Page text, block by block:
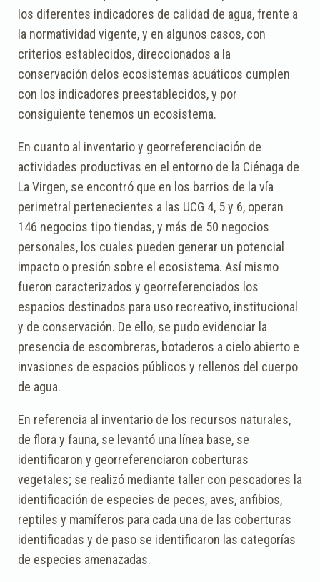
los diferentes indicadores de calidad de agua, frente a
la normatividad vigente, y en algunos casos, con
criterios establecidos, direccionados a la
conservación delos ecosistemas acuáticos cumplen
con los indicadores preestablecidos, y por
consiguiente tenemos un ecosistema.
En cuanto al inventario y georreferenciación de
actividades productivas en el entorno de la Ciénaga de
La Virgen, se encontró que en los barrios de la vía
perimetral pertenecientes a las UCG 4, 5 y 6, operan
146 negocios tipo tiendas, y más de 50 negocios
personales, los cuales pueden generar un potencial
impacto o presión sobre el ecosistema. Así mismo
fueron caracterizados y georreferenciados los
espacios destinados para uso recreativo, institucional
y de conservación. De ello, se pudo evidenciar la
presencia de escombreras, botaderos a cielo abierto e
invasiones de espacios públicos y rellenos del cuerpo
de agua.
En referencia al inventario de los recursos naturales,
de flora y fauna, se levantó una línea base, se
identificaron y georreferenciaron coberturas
vegetales; se realizó mediante taller con pescadores la
identificación de especies de peces, aves, anfibios,
reptiles y mamíferos para cada una de las coberturas
identificadas y de paso se identificaron las categorías
de especies amenazadas.